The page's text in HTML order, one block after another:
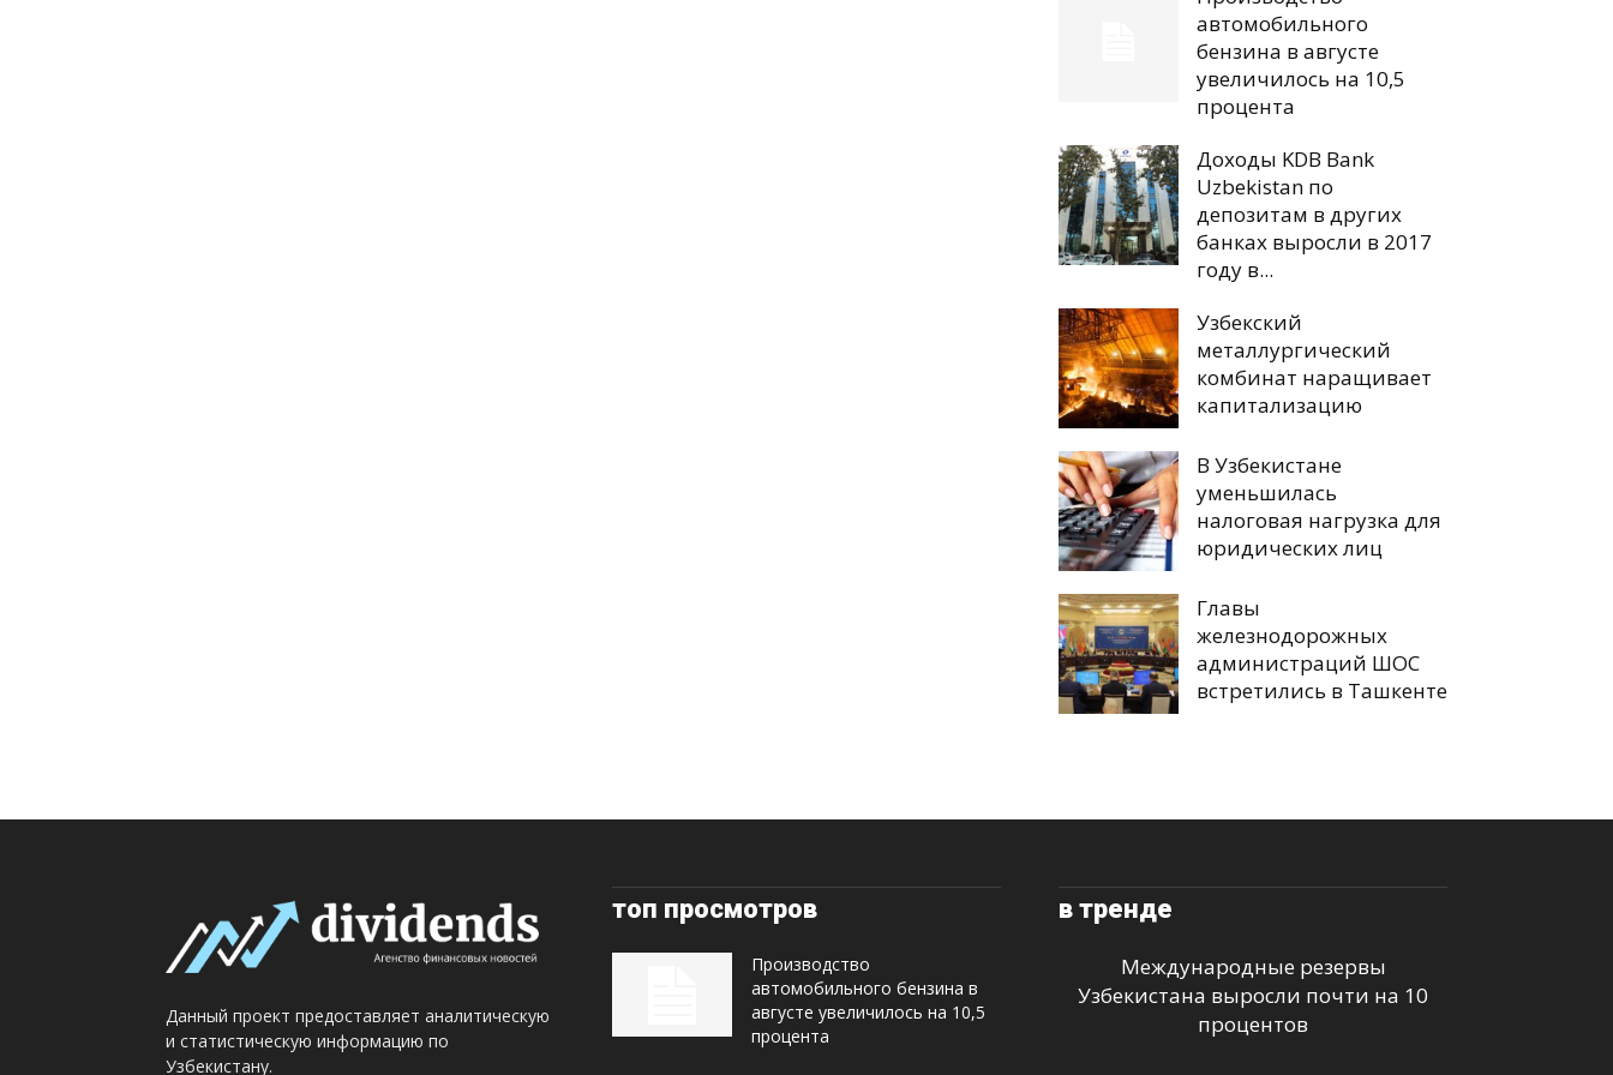
автомобильного
бензина в августе
увеличилось на 10,5
процента
Доходы KDB Bank
Uzbekistan по
депозитам в других
банках выросли в 2017
году в...
Узбекский
металлургический
комбинат наращивает
капитализацию
В Узбекистане
уменьшилась
налоговая нагрузка для
юридических лиц
Главы
железнодорожных
администраций ШОС
встретились в Ташкенте
Данный проект предоставляет аналитическую
и статистическую информацию по
Узбекистану.
топ просмотров
Производство
автомобильного бензина в
августе увеличилось на 10,5
процента
в тренде
Международные резервы
Узбекистана выросли почти на 10
процентов